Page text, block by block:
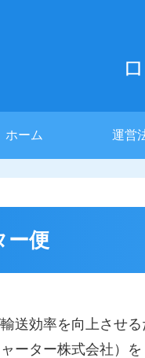
ホーム 運営
ー便
送効率を向上させ
ーター株式会社）